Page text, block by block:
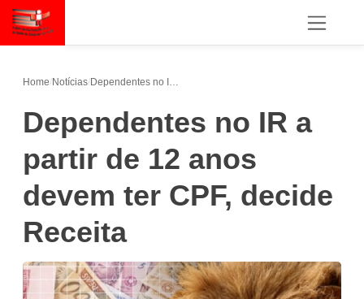
Home/Notícias/
Dependentes no IR a
partir de 12 anos
devem ter CPF, decide
Receita